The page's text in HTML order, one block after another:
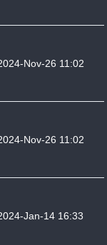
Nov-26 11:02
Nov-26 11:02
Jan-14 16:33